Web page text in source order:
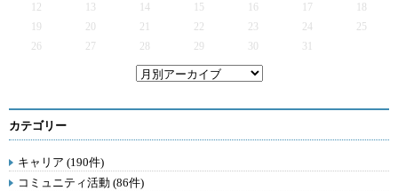
12
13 14 15 16 17
19
20 21 22 23 24
25
26
27 28 29 30 31
カテゴリー
キャリア (190件)
コミュニティ活動 (86件)